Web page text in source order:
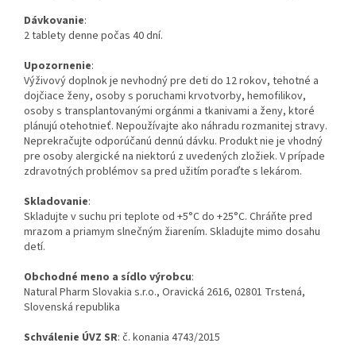
Dávkovanie:
2 tablety denne počas 40 dní.
Upozornenie:
Výživový doplnok je nevhodný pre deti do 12 rokov, tehotné a
dojčiace ženy, osoby s poruchami krvotvorby, hemofilikov,
osoby s transplantovanými orgánmi a tkanivami a ženy, ktoré
plánujú otehotnieť. Nepoužívajte ako náhradu rozmanitej stravy.
Neprekračujte odporúčanú dennú dávku. Produkt nie je vhodný
pre osoby alergické na niektorú z uvedených zložiek. V prípade
zdravotných problémov sa pred užitím poraďte s lekárom.
Skladovanie:
Skladujte v suchu pri teplote od +5°C do +25°C. Chráňte pred
mrazom a priamym slnečným žiarením. Skladujte mimo dosahu
detí.
Obchodné meno a sídlo výrobcu:
Natural Pharm Slovakia s.r.o., Oravická 2616, 02801 Trstená,
Slovenská republika
Schválenie ÚVZ SR: č. konania 4743/2015